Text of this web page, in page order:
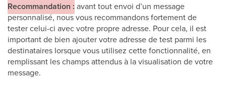
Recommandation : avant tout envoi d’un message
personnalisé, nous vous recommandons fortement de
tester celui-ci avec votre propre adresse. Pour cela, il est
important de bien ajouter votre adresse de test parmi les
destinataires lorsque vous utilisez cette fonctionnalité, en
remplissant les champs attendus à la visualisation de votre
message.